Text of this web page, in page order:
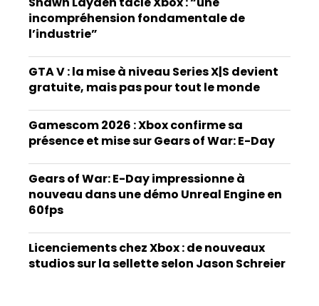
incompréhension fondamentale de
l’industrie”
GTA V : la mise à niveau Series X|S devient
gratuite, mais pas pour tout le monde
Gamescom 2026 : Xbox confirme sa
présence et mise sur Gears of War: E-Day
Gears of War: E-Day impressionne à
nouveau dans une démo Unreal Engine en
60fps
Licenciements chez Xbox : de nouveaux
studios sur la sellette selon Jason Schreier